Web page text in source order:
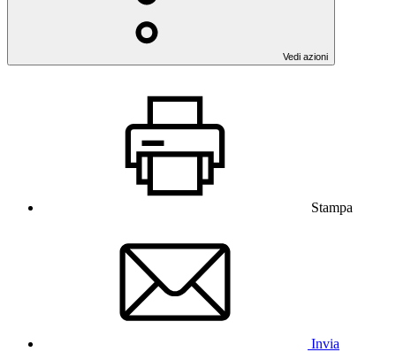
Vedi azioni
Stampa
Invia